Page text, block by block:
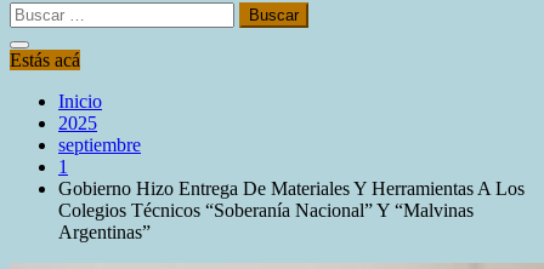
Buscar:
Estás acá
Inicio
2025
septiembre
1
Gobierno Hizo Entrega De Materiales Y Herramientas A Los
Colegios Técnicos “Soberanía Nacional” Y “Malvinas
Argentinas”